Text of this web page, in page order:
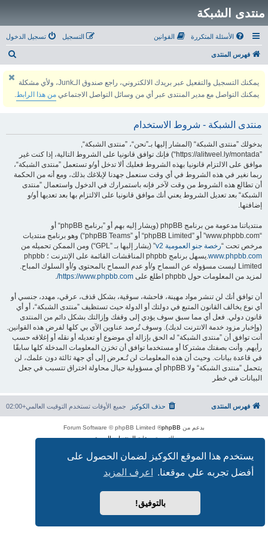
يستخدم هذا الموقع الكوكيز لضمان الحصول على
أفضل تجربه علي موقعنا.
اعرف المزيد
بالتوفيق!
منتدى الشبكة
الأسئلة المتكررة القوانين تسجيل الدخول التسجيل
فهرس المنتدى
يمكنك التسجيل والتفعيل عبر بريدك الالكتروني، راجع صندوق الـJunk، ولأي مشكلة
يمكنك التواصل مع مدير المنتدى عبر أي من وسائل التواصل الاجتماعي من هذا الرابط.
منتدى الشبكة - شروط الاستخدام
بدخولك ”منتدى الشبكة“ (المشار إليها بـ”نحن“، ”منتدى الشبكة“,
”https://alitweel.ly/montada“) فإنك توافق قانونيا على الشروط التالية، إذا كنت غير
موافق على الالتزام قانونيا بهذه الشروط فعليك ألا تدخل أو/و تستعمل ”منتدى الشبكة“،
ربما نغير في هذه الشروط في أي وقت سنعمل جهدنا لإبلاغك بذلك، ومع أنه من الحكمة
أن تطالع هذه الشروط من وقت لآخر فإنه باستمرارك في الدخول واستعمال ”منتدى
الشبكة“ بعد تعديل الشروط يعني أنك موافق قانونيا على الالتزام بها بعد تعديها أو/و
إضافتها.
منتدياتنا مدعومة من برنامج phpBB (ويشار إليه بهم أو ”برنامج phpBB“ أو
“www.phpbb.com” أو ”phpBB Limited“ أو ”phpBB Teams“) وهو برنامج منتديات
مرخص تحت “رخصة جنو العمومية v2
” (يشار إليها بـ ”GPL“) ومن الممكن تحميله من
www.phpbb.com
.يسهل برنامج phpbb المناقشات القائمة على الإنترنت ؛ phpbb
Limited ليست مسؤوله عن السماح و/أو عدم السماح بالمحتوى و/أو السلوك المباح.
لمزيد من المعلومات حول phpbb اطلع على
https://www.phpbb.com/
.
أن توافق أنك لن تنشر مواد مهينة، فاحشة، سوقية، بشكل قذف، عرقي، مهدد، جنسي أو
أي نوع يخالف القانون المتبع في دولتك أو الدولة حيث تستظيف ”منتدى الشبكة“، أو أي
قانون دولي. فعل أي مما سبق سوف يؤدي إلى وقفك وإزالتك بشكل دائم من المنتدى
(وإخبار مزود خدمة الانترنت لديك). وسوف تُرصد عناوين الآي بي كلها لفرض هذه القوانين.
أنت توافق أن ”منتدى الشبكة“ له الحق بإزالة أي موضوع أو تعديله أو نقله أو إغلاقه حسب
رأيهم. وأنت بصفتك مشتركا أو مستخدما توافق أن تخزن المعلومات المدخلة كلها سابقًا
في قاعدة بيانات. وحيث أن هذه المعلومات لن تُـعرض إلى أي جهة ثالثة دون علمك، لن
يتحمل ”منتدى الشبكة“ ولا phpBB أي مسؤولية حيال محاولة اختراق تتسبب في جعل
البيانات في خطر
فهرس المنتدى جميع الأوقات تستخدم التوقيت العالمي+02:00 حذف الكوكيز
بدعم من phpBB
® Forum Software © phpBB Limited
الترجمة برعايةالمنتديات العربية